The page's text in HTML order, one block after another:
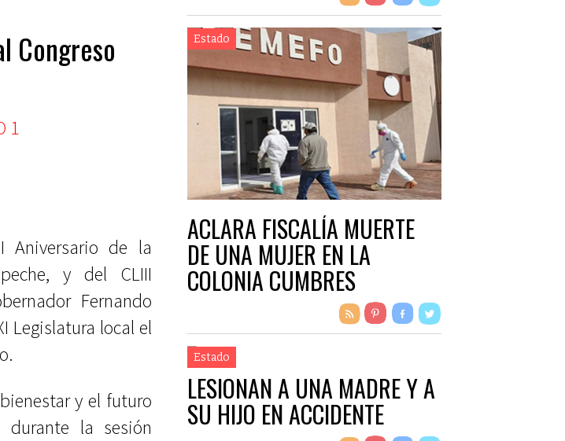
Congreso
Aniversario de la
y del CLIII
Fernando
Legislatura local el
y el futuro
durante la sesión
Estado
ACLARA FISCALÍA MUERTE
DE UNA MUJER EN LA
COLONIA CUMBRES
Estado
LESIONAN A UNA MADRE Y A
SU HIJO EN ACCIDENTE